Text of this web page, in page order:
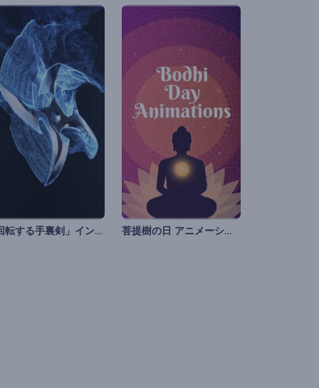
「回転する手裏剣」イントロ動画 菩提樹の日 アニメーション